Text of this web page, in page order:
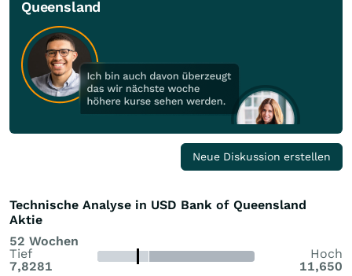
Queensland
Neue Diskussion erstellen
Technische Analyse in USD Bank of Queensland
Aktie
52 Wochen
Tief
7,8281
Hoch
11,650